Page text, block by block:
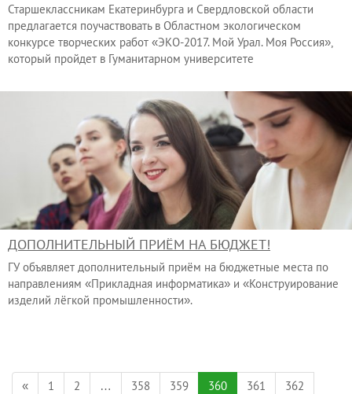
Старшеклассникам Екатеринбурга и Свердловской области
предлагается поучаствовать в Областном экологическом
конкурсе творческих работ «ЭКО-2017. Мой Урал. Моя Россия»,
который пройдет в Гуманитарном университете
ДОПОЛНИТЕЛЬНЫЙ ПРИЁМ НА БЮДЖЕТ!
ГУ объявляет дополнительный приём на бюджетные места по
направлениям «Прикладная информатика» и «Конструирование
изделий лёгкой промышленности».
« 1 2 … 358 359 360 361
362